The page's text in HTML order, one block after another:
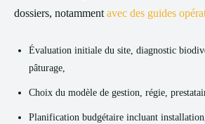
dossiers, notamment avec des guides
Évaluation initiale du site, diagnostic
pâturage,
Choix du modèle de gestion, régie,
Planification budgétaire incluant